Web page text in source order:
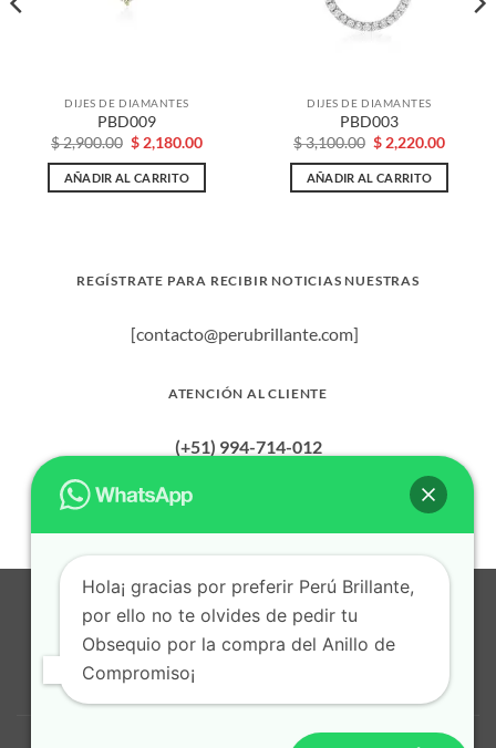
DIJES DE DIAMANTES
PBD009
$2,900.00 El
precio
original
era:
$ 2,180.00El
actual
AÑADIR AL CARRITO
DIJES DE DIAMANTES
PBD003
$3,100.00 El
precio
original
era:
$ 2,220.00El
actual
AÑADIR AL CARRITO
REGÍSTRATE PARA RECIBIR NOTICIAS NUESTRAS
[contacto@perubrillante.com]
ATENCIÓN AL CLIENTE
(+51) 994-714-012
MasterCardAmericanDinners
Club
Bank
Cash
Credit
POLITICA DE PRIVACIDAD
CONTACTO
. Todos los derechos reservados.
Hola¡ gracias por preferir Perú Brillante,
por ello no te olvides de pedir tu
Obsequio por la compra del Anillo de
Compromiso¡